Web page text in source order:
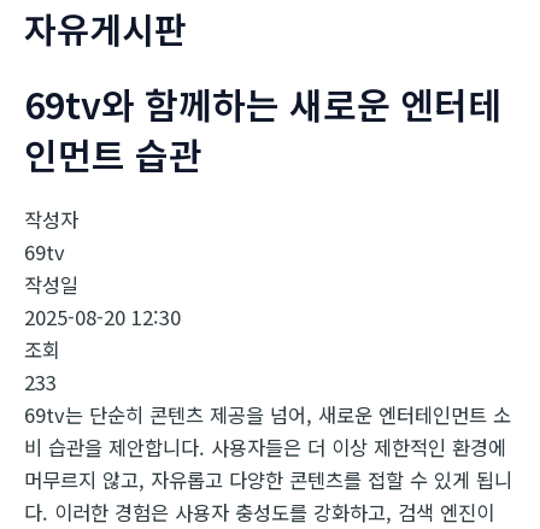
자유게시판
69tv와 함께하는 새로운 엔터테
인먼트 습관
작성자
69tv
작성일
2025-08-20 12:30
조회
233
69tv는 단순히 콘텐츠 제공을 넘어, 새로운 엔터테인먼트 소
비 습관을 제안합니다. 사용자들은 더 이상 제한적인 환경에
머무르지 않고, 자유롭고 다양한 콘텐츠를 접할 수 있게 됩니
다. 이러한 경험은 사용자 충성도를 강화하고, 검색 엔진이